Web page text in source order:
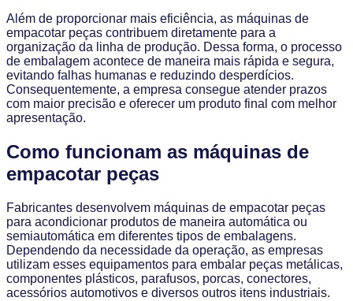
Além de proporcionar mais eficiência, as máquinas de
empacotar peças contribuem diretamente para a
organização da linha de produção. Dessa forma, o processo
de embalagem acontece de maneira mais rápida e segura,
evitando falhas humanas e reduzindo desperdícios.
Consequentemente, a empresa consegue atender prazos
com maior precisão e oferecer um produto final com melhor
apresentação.
Como funcionam as máquinas de
empacotar peças
Fabricantes desenvolvem máquinas de empacotar peças
para acondicionar produtos de maneira automática ou
semiautomática em diferentes tipos de embalagens.
Dependendo da necessidade da operação, as empresas
utilizam esses equipamentos para embalar peças metálicas,
componentes plásticos, parafusos, porcas, conectores,
acessórios automotivos e diversos outros itens industriais.